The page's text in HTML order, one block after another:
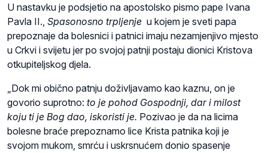
U nastavku je podsjetio na apostolsko pismo pape Ivana
Pavla II., Spasonosno trpljenje u kojem je sveti papa
prepoznaje da bolesnici i patnici imaju nezamjenjivo mjesto
u Crkvi i svijetu jer po svojoj patnji postaju dionici Kristova
otkupiteljskog djela.
„Dok mi obično patnju doživljavamo kao kaznu, on je
govorio suprotno: to je pohod Gospodnji, dar i milost
koju ti je Bog dao, iskoristi je. Pozivao je da na licima
bolesne braće prepoznamo lice Krista patnika koji je
svojom mukom, smrću i uskrsnućem donio spasenje